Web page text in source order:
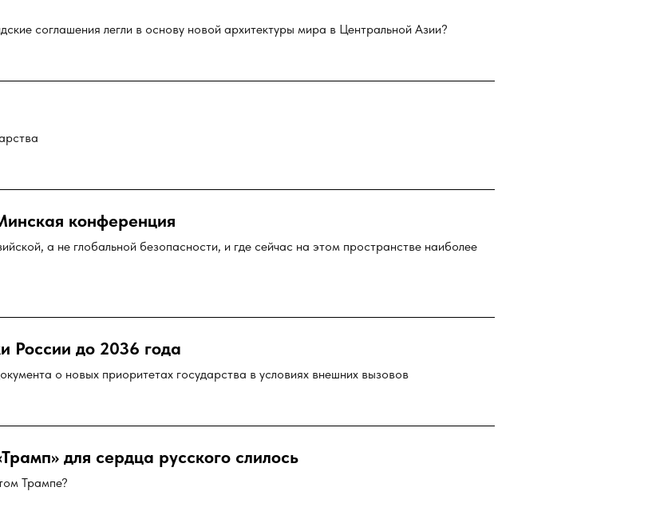
соглашения легли в основу новой архитектуры мира в Центральной Азии?
конференция
а не глобальной безопасности, и где сейчас на этом пространстве наиболее
России до 2036 года
о новых приоритетах государства в условиях внешних вызовов
для сердца русского слилось
Трампе?